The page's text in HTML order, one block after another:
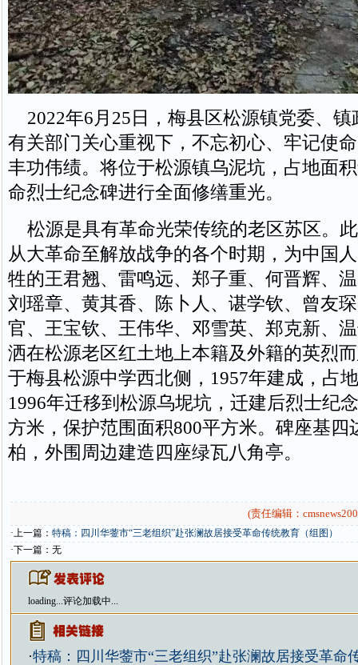
2022年6月25日，梅县区松源镇党委、镇
有关部门关心重视下，不忘初心、牢记使
丰功伟绩。将位于松源镇乌泥坑，占地面
命烈士纪念碑进行全面修缮重光。
松源是具有革命光荣传统的老区苏区。
从大革命至解放战争的各个时期，为中国
牲的王君翘、雷鸣远、郑子重、何晋辉、
刘瑶章、黄其香、陈卜人、谌学钦、曾友
官、王宝钦、王伟华、邓雪英、郑克新、
洒在松源老区红土地上本籍及外籍的英烈
于梅县松源中学西北侧，1957年建成，占
1996年迁移到松源乌坭坑，迁建后烈士纪
方米，保护范围面积800平方米。碑座基四
柏，外围周边建造四座绿瓦八角亭。
(责任编辑：
·上一篇： 特稿：四川华蓥市“三老组织”赴张澜故居接受革命传统教育（组图）
·下一篇：无
loading...评论加载中...
·特稿：四川华蓥市“三老组织”赴张澜故居接受革命